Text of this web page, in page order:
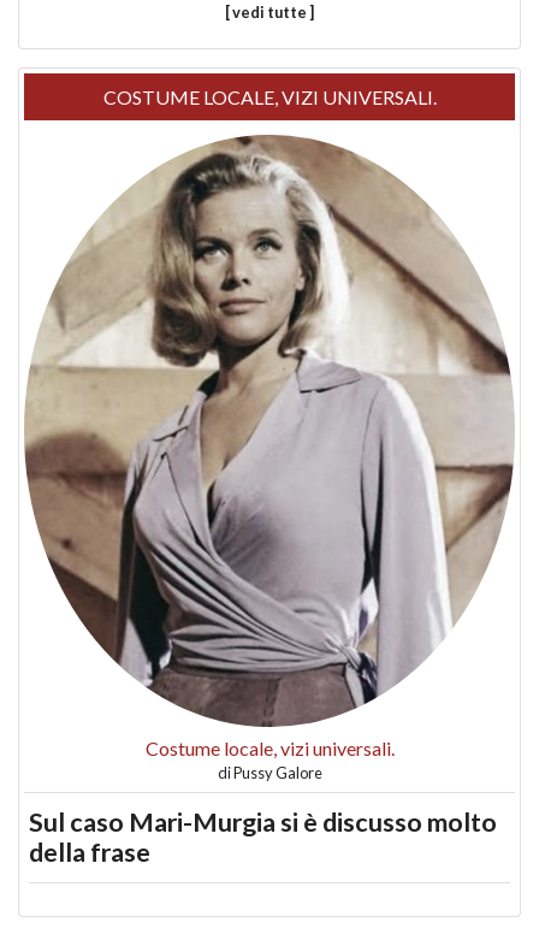
[ vedi tutte ]
COSTUME LOCALE, VIZI UNIVERSALI.
Costume locale, vizi universali.
diPussy Galore
Sul caso Mari-Murgia si è discusso molto
della frase